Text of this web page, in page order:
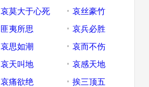
哀莫大于心死
哀丝豪竹
匪夷所思
哀兵必胜
哀思如潮
哀而不伤
哀天叫地
哀感天地
哀痛欲绝
挨三顶五